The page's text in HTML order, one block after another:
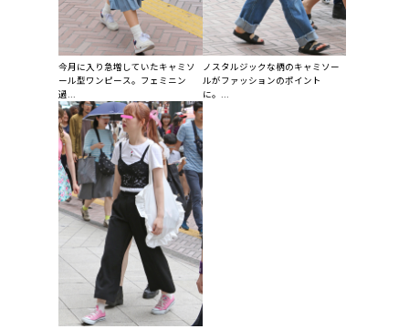
今月に入り急増していたキャミソ
ール型ワンピース。フェミニン
過...
ノスタルジックな柄のキャミソー
ルがファッションのポイント
に。...